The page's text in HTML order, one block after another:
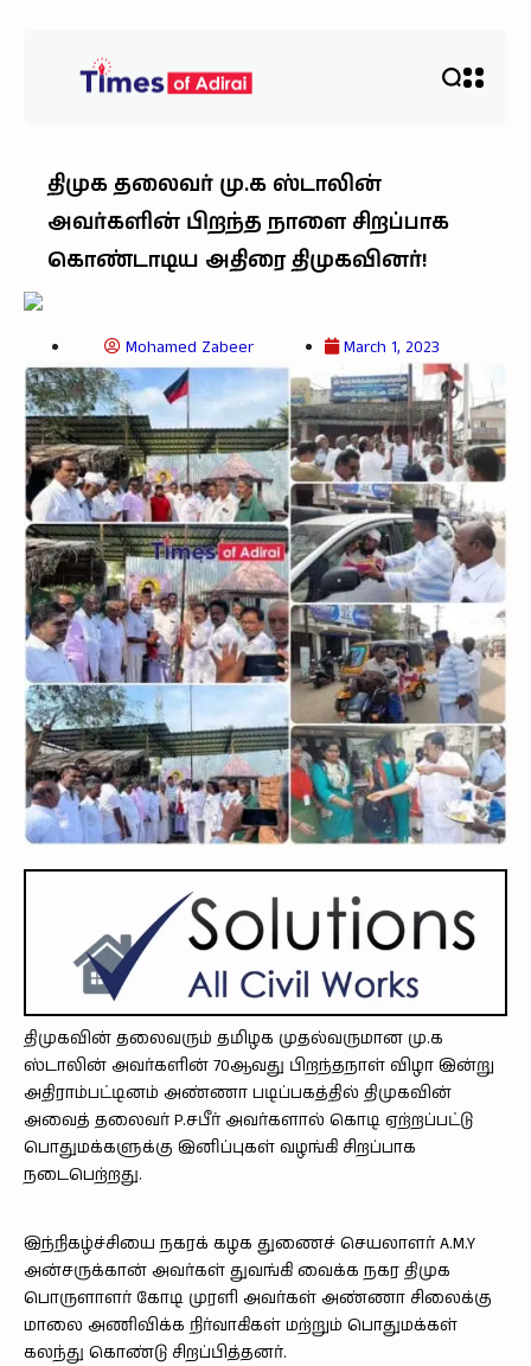
திமுக தலைவர் மு.க ஸ்டாலின்
அவர்களின் பிறந்த நாளை சிறப்பாக
கொண்டாடிய அதிரை திமுகவினர்!
Mohamed Zabeer March 1, 2023
திமுகவின் தலைவரும் தமிழக முதல்வருமான மு.க
ஸ்டாலின் அவர்களின் 70ஆவது பிறந்தநாள் விழா இன்று
அதிராம்பட்டினம் அண்ணா படிப்பகத்தில் திமுகவின்
அவைத் தலைவர் P.சபீர் அவர்களால் கொடி ஏற்றப்பட்டு
பொதுமக்களுக்கு இனிப்புகள் வழங்கி சிறப்பாக
நடைபெற்றது.
இந்நிகழ்ச்சியை நகரக் கழக துணைச் செயலாளர் A.M.Y
அன்சருக்கான் அவர்கள் துவங்கி வைக்க நகர திமுக
பொருளாளர் கோடி முரளி அவர்கள் அண்ணா சிலைக்கு
மாலை அணிவிக்க நிர்வாகிகள் மற்றும் பொதுமக்கள்
கலந்து கொண்டு சிறப்பித்தனர்.